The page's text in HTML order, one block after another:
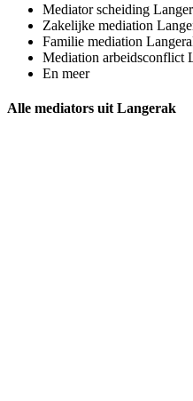
Mediator scheiding
Zakelijke mediation
Familie mediation
Mediation arbeidsconflict
En meer
Alle mediators uit Langerak